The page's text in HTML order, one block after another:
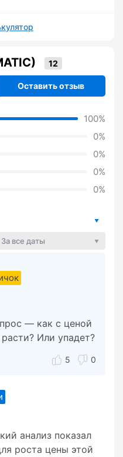
Оставить отзыв
100%
0%
0%
0%
0%
За все даты
— как с ценой
Или упадет?
5 0
анализ показал
роста цены этой